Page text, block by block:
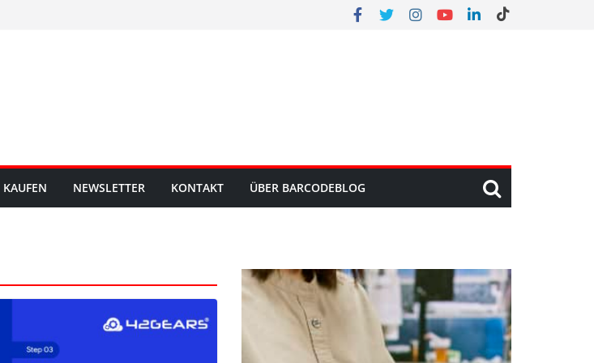
KAUFEN NEWSLETTER KONTAKT ÜBER BARCODEBLOG